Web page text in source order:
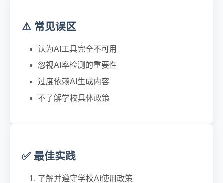
⚠️ 常见误区
认为AI工具完全不可用
忽视AI率检测的重要性
过度依赖AI生成内容
不了解学校具体政策
✅ 最佳实践
了解并遵守学校AI使用政策